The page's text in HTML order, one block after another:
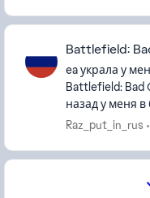
Battlefield:
ea украла у
Battlefield: Bad Company 2
назад у меня
battlefield 3 украла Требует
Raz_put_in_rus